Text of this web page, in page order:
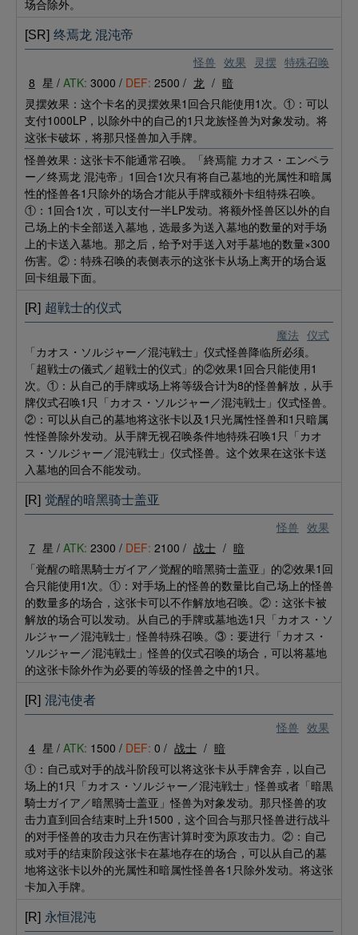
场合除外。
怪兽 效果 灵摆 特殊召唤
[SR] 终焉龙 混沌帝
8 星 / ATK: 3000 / DEF: 2500 / 龙 / 暗
灵摆效果：这个卡名的灵摆效果1回合只能使用1次。①：可以
支付1000LP，以除外中的自己的1只龙族怪兽为对象发动。将
这张卡破坏，将那只怪兽加入手牌。
怪兽效果：这张卡不能通常召唤。「終焉龍 カオス・エンペラ
ー／终焉龙 混沌帝」1回合1次只有将自己墓地的光属性和暗属
性的怪兽各1只除外的场合才能从手牌或额外卡组特殊召唤。
①：1回合1次，可以支付一半LP发动。将额外怪兽区以外的自
己场上的卡全部送入墓地，选最多为送入墓地的数量的对手场
上的卡送入墓地。那之后，给予对手送入对手墓地的数量×300
伤害。②：特殊召唤的表侧表示的这张卡从场上离开的场合返
回卡组最下面。
魔法 仪式
[R] 超戦士的仪式
「カオス・ソルジャー／混沌戦士」仪式怪兽降临所必须。
「超戦士の儀式／超戦士的仪式」的②效果1回合只能使用1
次。①：从自己的手牌或场上将等级合计为8的怪兽解放，从手
牌仪式召唤1只「カオス・ソルジャー／混沌戦士」仪式怪兽。
②：可以从自己的墓地将这张卡以及1只光属性怪兽和1只暗属
性怪兽除外发动。从手牌无视召唤条件地特殊召唤1只「カオ
ス・ソルジャー／混沌戦士」仪式怪兽。这个效果在这张卡送
入墓地的回合不能发动。
怪兽 效果
[R] 觉醒的暗黑骑士盖亚
7 星 / ATK: 2300 / DEF: 2100 / 战士 / 暗
「覚醒の暗黒騎士ガイア／觉醒的暗黑骑士盖亚」的②效果1回
合只能使用1次。①：对手场上的怪兽的数量比自己场上的怪兽
的数量多的场合，这张卡可以不作解放地召唤。②：这张卡被
解放的场合可以发动。从自己的手牌或墓地选1只「カオス・ソ
ルジャー／混沌戦士」怪兽特殊召唤。③：要进行「カオス・
ソルジャー／混沌戦士」怪兽的仪式召唤的场合，可以将墓地
的这张卡除外作为必要的等级的怪兽之中的1只。
怪兽 效果
[R] 混沌使者
4 星 / ATK: 1500 / DEF: 0 / 战士 / 暗
①：自己或对手的战斗阶段可以将这张卡从手牌舍弃，以自己
场上的1只「カオス・ソルジャー／混沌戦士」怪兽或者「暗黒
騎士ガイア／暗黑骑士盖亚」怪兽为对象发动。那只怪兽的攻
击力直到回合结束时上升1500，这个回合与那只怪兽进行战斗
的对手怪兽的攻击力只在伤害计算时变为原攻击力。②：自己
或对手的结束阶段这张卡在墓地存在的场合，可以从自己的墓
地将这张卡以外的光属性和暗属性怪兽各1只除外发动。将这张
卡加入手牌。
[R] 永恒混沌